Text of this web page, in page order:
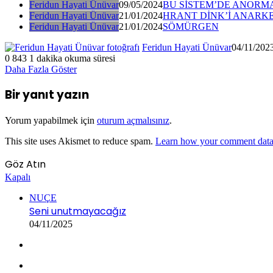
Feridun Hayati Ünüvar09/05/2024BU SİSTEM’DE
Feridun Hayati Ünüvar21/01/2024HRANT DİNK’İ
Feridun Hayati Ünüvar21/01/2024SÖMÜRGEN
Feridun Hayati Ünüvar04/11/
0 843 1 dakika okuma süresi
Daha Fazla Göster
Bir yanıt yazın
Yorum yapabilmek için oturum açmalısınız.
This site uses Akismet to reduce spam. Learn how your comment
Göz Atın
Kapalı
NUÇE
Seni unutmayacağız
04/11/2025